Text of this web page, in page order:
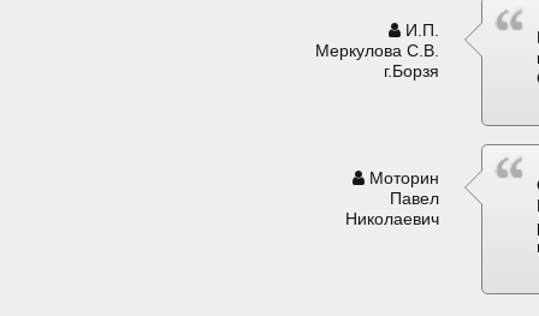
И.П.
Меркулова С.В.
г.Борзя
Моторин
Павел
Николаевич